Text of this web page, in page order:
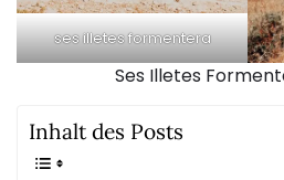
ses illetes formentera
Ses Illetes
Inhalt des Posts